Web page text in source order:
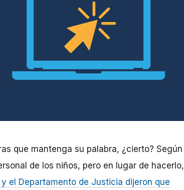
que mantenga su palabra, ¿cierto? Según
de los niños, pero en lugar de hacerlo,
y el Departamento de Justicia dijeron que